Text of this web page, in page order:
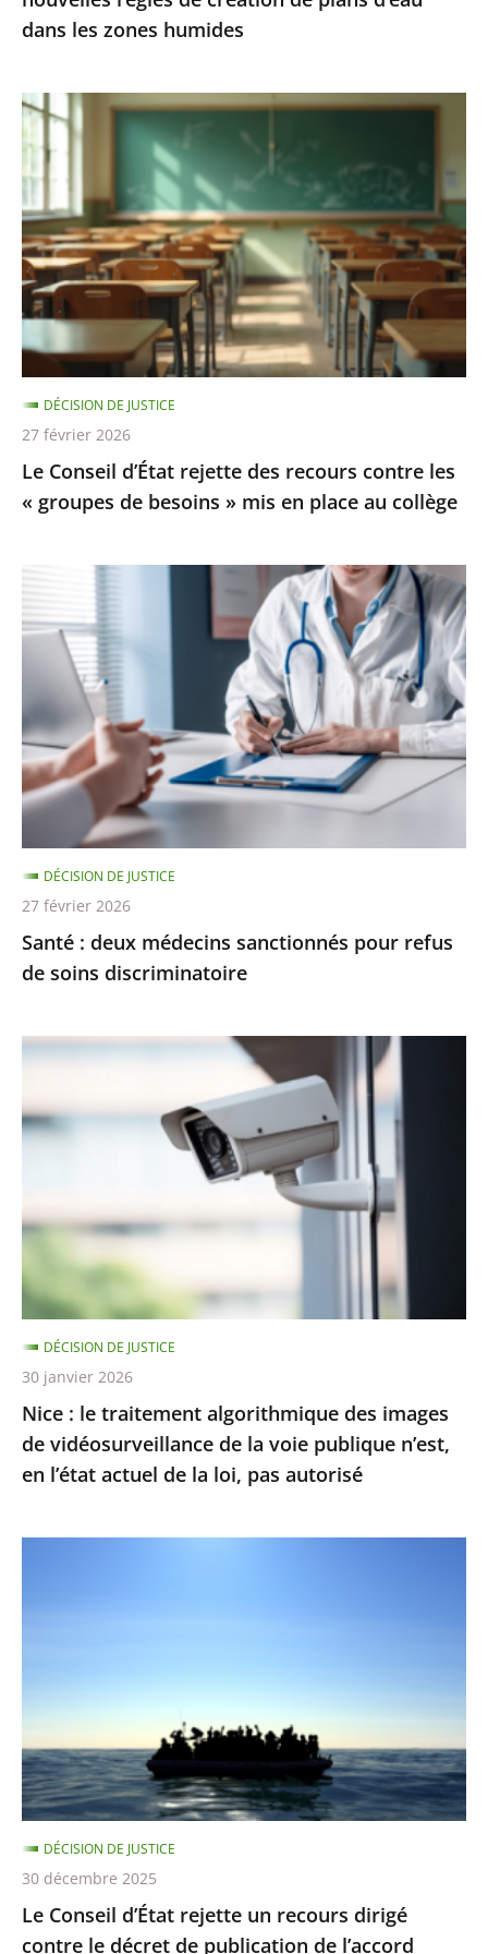
dans
zones
humides
dans les zones humides
Le
Conseil
d’État
rejette
des
recours
contre
les
«
groupes
de
besoins
»
mis
place
collège
Le Conseil d’État rejette des recours contre les
« groupes de besoins » mis en place au collège
DÉCISION DE JUSTICE
27 février 2026
:
deux
médecins
sanctionnés
pour
refus
de
soins
discriminatoire
Santé : deux médecins sanctionnés pour refus
de soins discriminatoire
DÉCISION DE JUSTICE
27 février 2026
le
traitement
images
vidéosurveillance
de
la
voie
publique
n’est,
en
actuel
Nice : le traitement algorithmique des images
de vidéosurveillance de la voie publique n’est,
en l’état actuel de la loi, pas autorisé
DÉCISION DE JUSTICE
30 janvier 2026
recours
contre
le
décret
de
publication
de
l’accord
Le Conseil d’État rejette un recours dirigé
contre le décret de publication de l’accord
DÉCISION DE JUSTICE
30 décembre 2025